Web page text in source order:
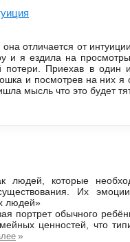
отличается от
и я ездила на
Приехав в один
и посмотрев на них я
мысль что это будет
людей, которые
Их
людей»
портрет обычного
ценностей, что
»